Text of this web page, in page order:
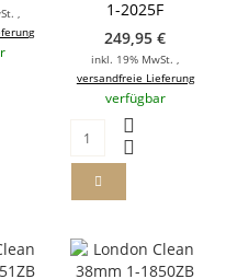
,
1-2025F
249,95 €
inkl. 19% MwSt. ,
versandfreie Lieferung
verfügbar